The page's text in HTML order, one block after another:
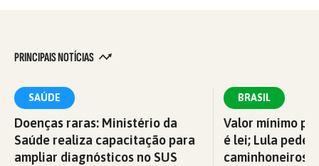
PRINCIPAIS NOTÍCIAS
SAÚDE
Doenças raras: Ministério da
Saúde realiza capacitação para
ampliar diagnósticos no SUS
BRASIL
Valor mínimo
é lei; Lula pede
caminhoneiros